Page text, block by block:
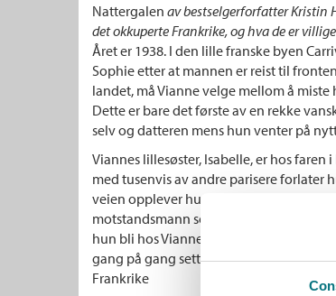
Nattergalen av bestselgerforfatter Kristin
det okkuperte Frankrike,og hva de er
Året er 1938. I den lille franske byen
Sophie etter at mannen er reist til
landet, må Vianne velge mellom å
Dette er bare det første av en rekke
selv og datteren mens hun venter på
Viannes lillesøster, Isabelle, er hos faren
med tusenvis av andre parisere forlater
veien opplever hun krigens
motstandsmann som hun forelsker seg
hun bli hos Vianne i Carriveau. Der
gang på gang setter hun livet på spill
Frankrike